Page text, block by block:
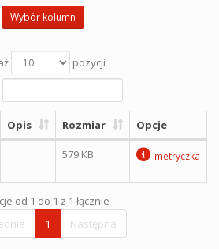
Wybór kolumn
pozycji
Opis Rozmiar Opcje
579 KB metryczka
od 1 do 1 z 1 łącznie
1 Następna